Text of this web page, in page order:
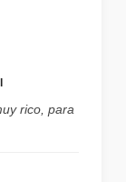
rico, para